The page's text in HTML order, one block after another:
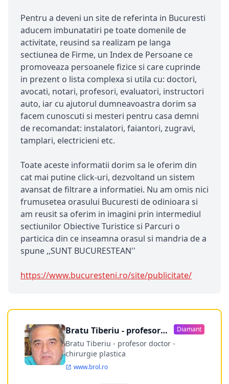
Pentru a deveni un site de referinta in Bucuresti
aducem imbunatatiri pe toate domenile de
activitate, reusind sa realizam pe langa
sectiunea de Firme, un Index de Persoane ce
promoveaza persoanele fizice si care cuprinde
in prezent o lista complexa si utila cu: doctori,
avocati, notari, profesori, evaluatori, instructori
auto, iar cu ajutorul dumneavoastra dorim sa
facem cunoscuti si mesteri pentru casa demni
de recomandat: instalatori, faiantori, zugravi,
tamplari, electricieni etc.
Toate aceste informatii dorim sa le oferim din
cat mai putine click-uri, dezvoltand un sistem
avansat de filtrare a informatiei. Nu am omis nici
frumusetea orasului Bucuresti de odinioara si
am reusit sa oferim in imagini prin intermediul
sectiunilor Obiective Turistice si Parcuri o
particica din ce inseamna orasul si mandria de a
spune ,,SUNT BUCURESTEAN''
https://www.bucuresteni.ro/site/publicitate/
Bratu Tiberiu - profesor
doctor
Diamant
Bratu Tiberiu - profesor doctor -
chirurgie plastica
www.brol.ro